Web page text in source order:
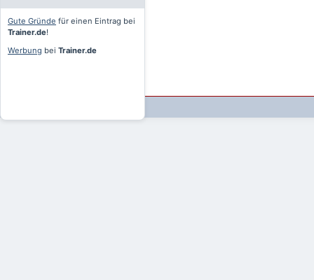
Gute Gründe für einen Eintrag bei
Trainer.de!
Werbung bei Trainer.de